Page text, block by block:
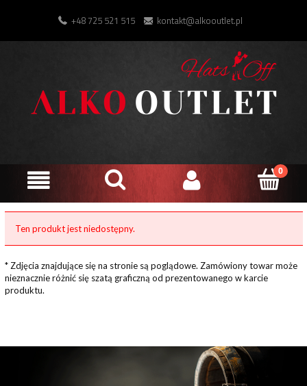
+48 725 521 515 kontakt@alkooutlet.pl
Ten produkt jest niedostępny.
* Zdjęcia znajdujące się na stronie są poglądowe. Zamówiony towar może
nieznacznie różnić się szatą graficzną od prezentowanego w karcie
produktu.